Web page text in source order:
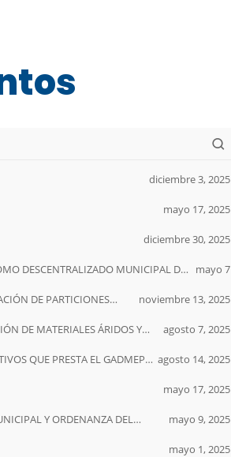
diciembre 3, 2025
mayo 17, 2025
diciembre 30, 2025
mayo 7
DE PARTICIONES
noviembre 13, 2025
DE MATERIALES ÁRIDOS Y
agosto 7, 2025
QUE PRESTA EL GADMEP-
agosto 14, 2025
mayo 17, 2025
DEL
mayo 9, 2025
mayo 1, 2025